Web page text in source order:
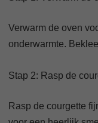
Verwarm de oven
onderwarmte.
Stap 2: Rasp de
Rasp de courgette